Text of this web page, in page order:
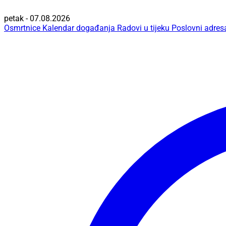
petak - 07.08.2026
Osmrtnice Kalendar događanja Radovi u tijeku Poslovni